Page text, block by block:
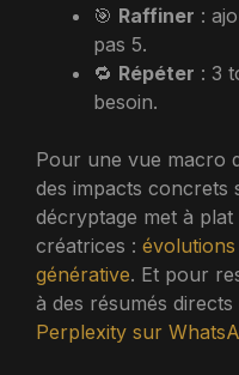
🎯 Raffiner :
pas 5.
🔁 Répéter : 3
besoin.
Pour une vue macro
des impacts
décryptage met à
créatrices : évolutions
générative. Et pour
à des résumés
Perplexity sur